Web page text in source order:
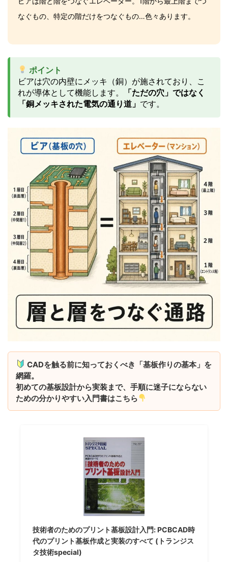
なぐもの、特定の階だけをつなぐもの…色々あります。
ポイント
ビアは穴の内壁にメッキ（銅）が施されており、こ
れが導体として機能します。
「ただの穴」ではなく
「銅メッキされた電気の通り道」 です。
CADを触る前に知っておくべき「基板作りの基本」を
網羅。
初めての基板設計から実装まで、手順に迷子にならない
ための分かりやすい入門書はこちら
技術者のためのプリント基板設計入門: PCBCAD時
代のプリント基板作成と実装のすべて (トランジス
タ技術special)